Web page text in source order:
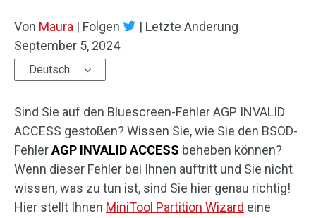
Von Maura | Folgen | Letzte Änderung
September 5, 2024
Deutsch
Sind Sie auf den Bluescreen-Fehler AGP INVALID
ACCESS gestoßen? Wissen Sie, wie Sie den BSOD-
FehlerAGP INVALID ACCESS beheben können?
Wenn dieser Fehler bei Ihnen auftritt und Sie nicht
wissen, was zu tun ist, sind Sie hier genau richtig!
Hier stellt Ihnen MiniTool Partition Wizard eine